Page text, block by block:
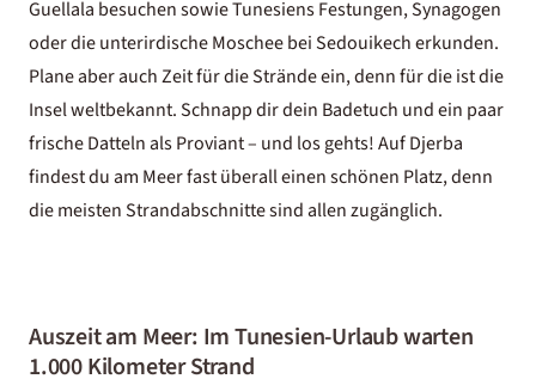
Guellala besuchen sowie Tunesiens Festungen, Synagogen
oder die unterirdische Moschee bei Sedouikech erkunden.
Plane aber auch Zeit für die Strände ein, denn für die ist die
Insel weltbekannt. Schnapp dir dein Badetuch und ein paar
frische Datteln als Proviant – und los gehts! Auf Djerba
findest du am Meer fast überall einen schönen Platz, denn
die meisten Strandabschnitte sind allen zugänglich.
Auszeit am Meer: Im Tunesien-Urlaub warten
1.000 Kilometer Strand